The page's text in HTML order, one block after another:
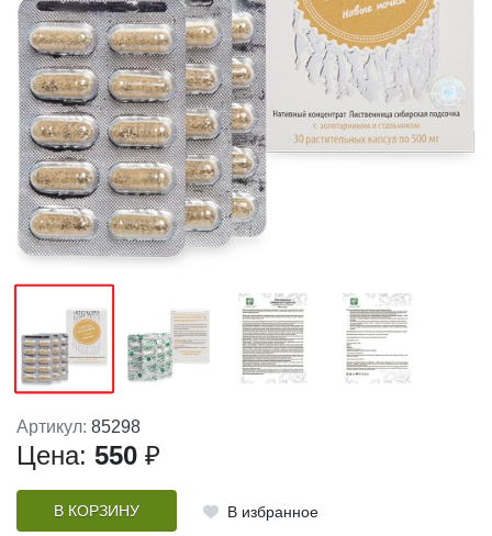
Артикул: 85298
Цена: 550 ₽
В КОРЗИНУ В избранное